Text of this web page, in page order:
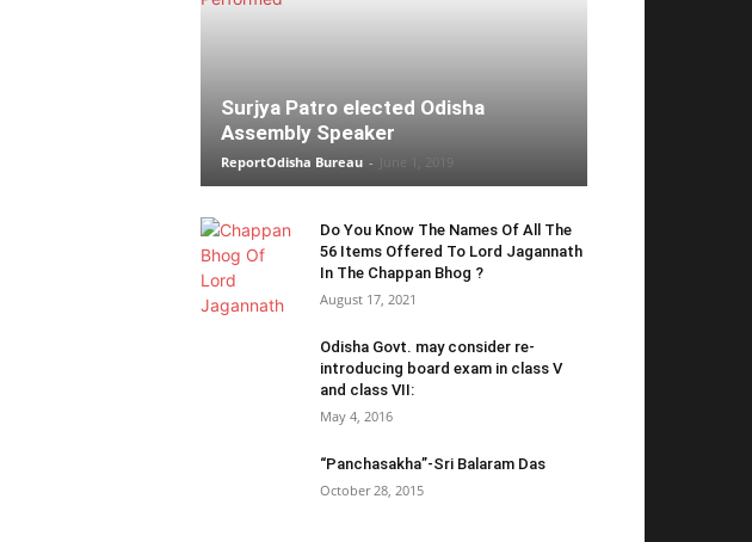
Surjya Patro elected Odisha
Assembly Speaker
ReportOdisha Bureau -
Do You Know The Names Of All The
56 Items Offered To Lord Jagannath
In The Chappan Bhog ?
August 17, 2021
Odisha Govt. may consider re-
introducing board exam in class V
and class VII:
May 4, 2016
“Panchasakha”-Sri Balaram Das
October 28, 2015